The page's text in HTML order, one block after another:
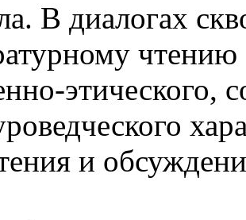
В диалогах
чтению
этического,
и